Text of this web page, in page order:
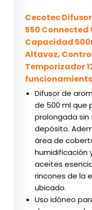
Cecotec
550 Connected
Capacidad
Altavoz,
Temporizador
Difusor de
de 500 ml que
prolongada sin
depósito.
área de
humidificación
aceites
rincones de la
ubicado.
Uso idóneo